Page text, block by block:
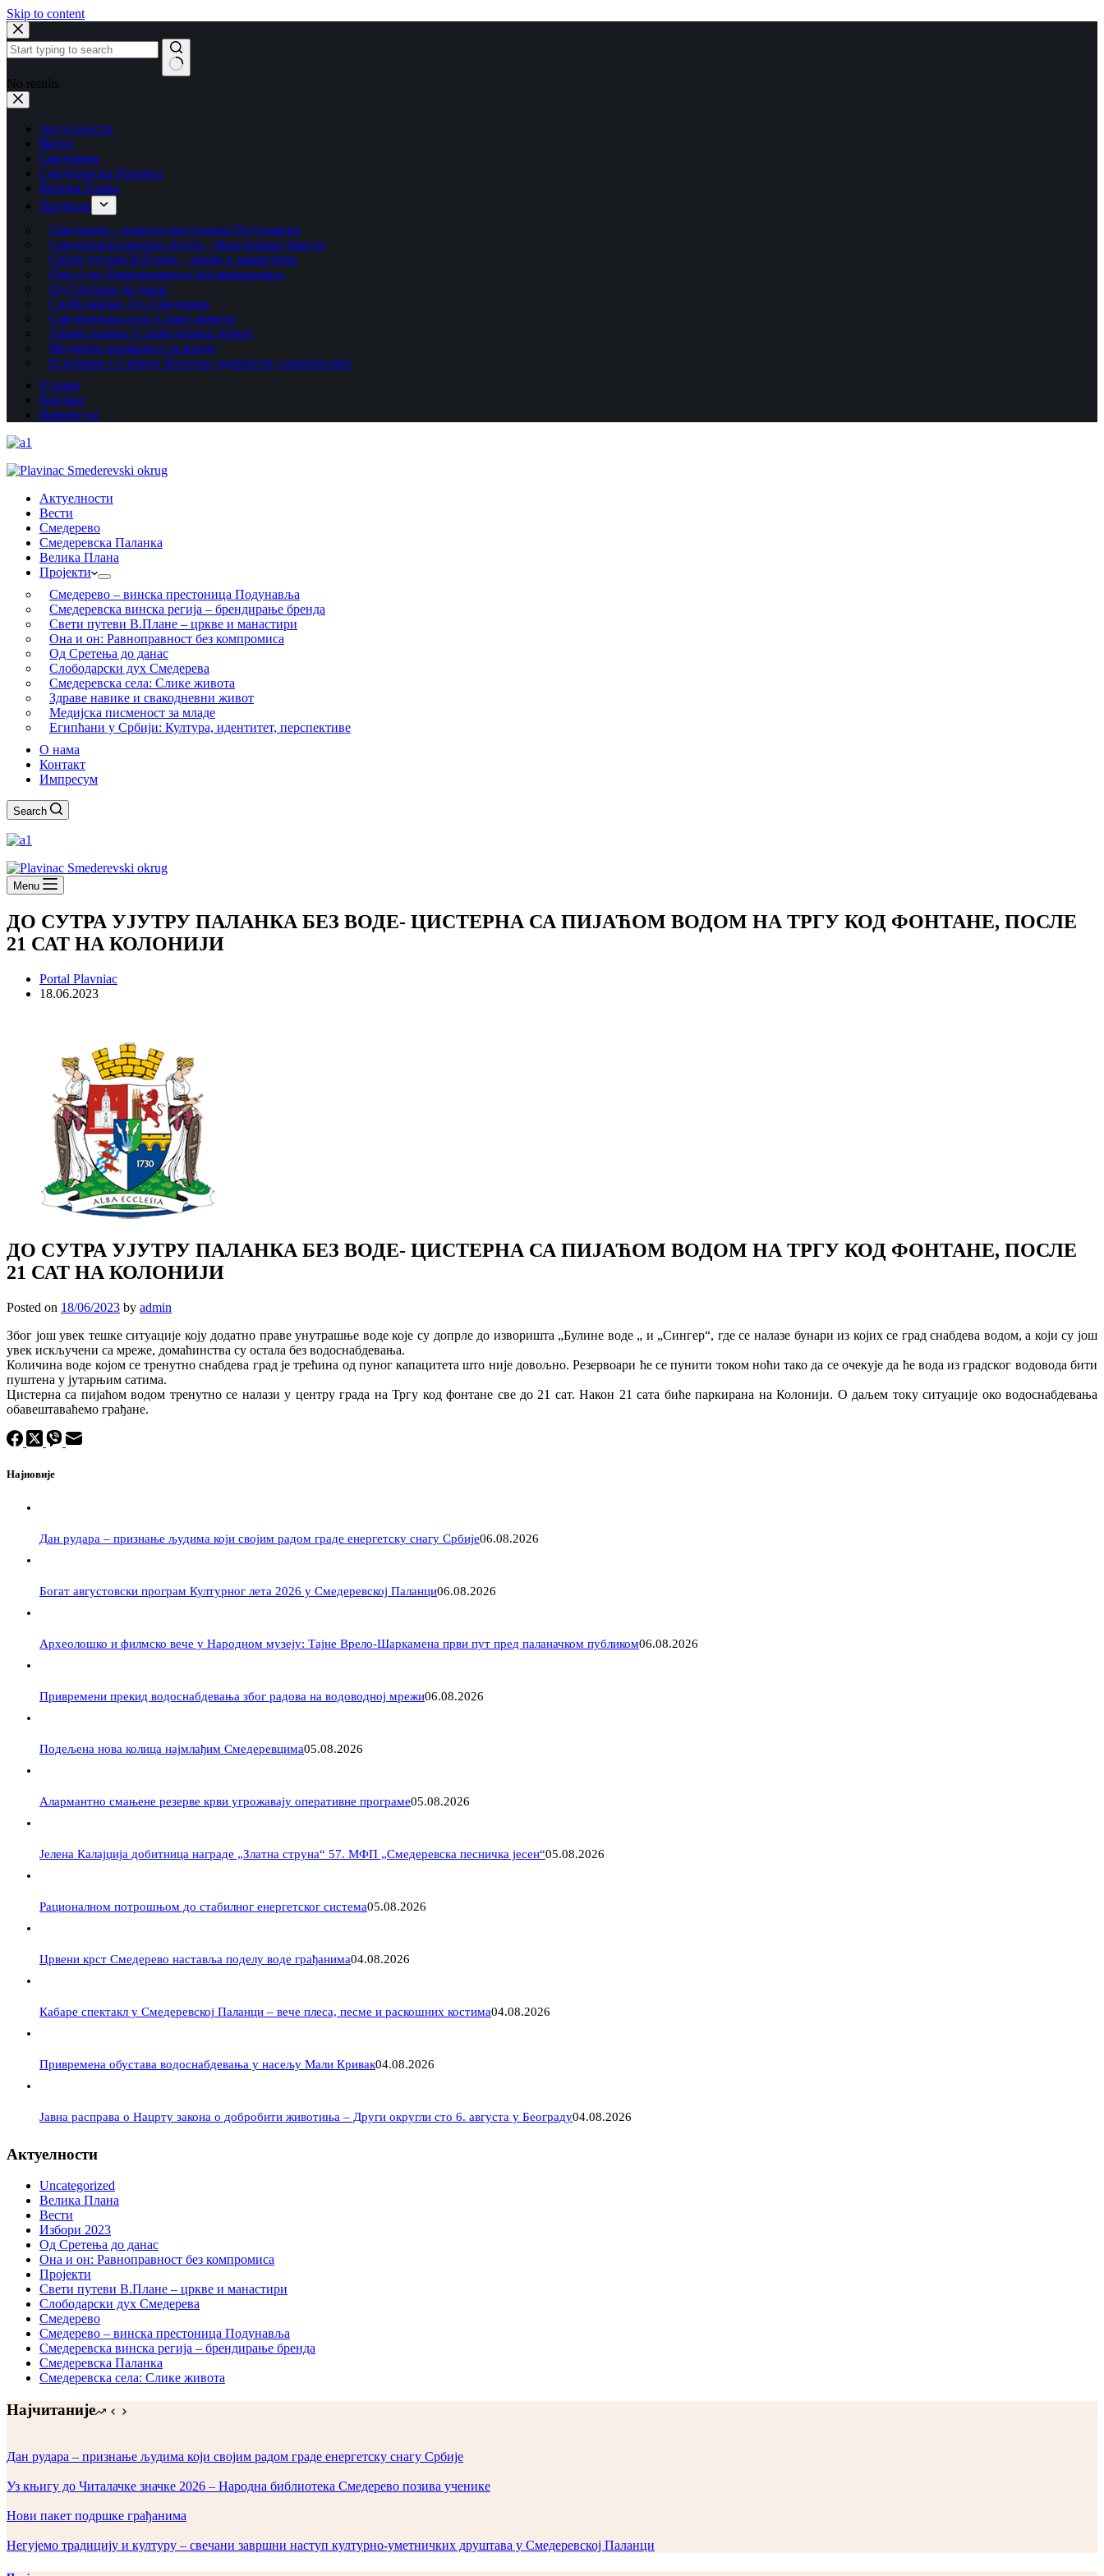
Skip to content
No results
Актуелности
Вести
Смедерево
Смедеревска Паланка
Велика Плана
Пројекти
Смедерево – винска престоница Подунавља
Смедеревска винска регија – брендирање бренда
Свети путеви В.Плане – цркве и манастири
Она и он: Равноправност без компромиса
Од Сретења до данас
Слободарски дух Смедерева
Смедеревска села: Слике живота
Здраве навике и свакодневни живот
Медијска писменост за младе
Египћани у Србији: Култура, идентитет, перспективе
О нама
Контакт
Импресум
Актуелности
Вести
Смедерево
Смедеревска Паланка
Велика Плана
Пројекти
Смедерево – винска престоница Подунавља
Смедеревска винска регија – брендирање бренда
Свети путеви В.Плане – цркве и манастири
Она и он: Равноправност без компромиса
Од Сретења до данас
Слободарски дух Смедерева
Смедеревска села: Слике живота
Здраве навике и свакодневни живот
Медијска писменост за младе
Египћани у Србији: Култура, идентитет, перспективе
О нама
Контакт
Импресум
Search
Menu
ДО СУТРА УЈУТРУ ПАЛАНКА БЕЗ ВОДЕ- ЦИСТЕРНА СА ПИЈАЋОМ ВОДОМ НА ТРГУ КОД ФОНТАНЕ, ПОСЛЕ
21 САТ НА КОЛОНИЈИ
Portal Plavniac
18.06.2023
ДО СУТРА УЈУТРУ ПАЛАНКА БЕЗ ВОДЕ- ЦИСТЕРНА СА ПИЈАЋОМ ВОДОМ НА ТРГУ КОД ФОНТАНЕ, ПОСЛЕ
21 САТ НА КОЛОНИЈИ
Posted on 18/06/2023 by admin
Због још увек тешке ситуације коју додатно праве унутрашње воде које су допрле до изворишта „Булине воде „ и „Сингер“, где се налазе бунари из којих се град снабдева водом, а који су још
увек искључени са мреже, домаћинства су остала без водоснабдевања.
Количина воде којом се тренутно снабдева град је трећина од пуног капацитета што није довољно. Резервоари ће се пунити током ноћи тако да се очекује да ће вода из градског водовода бити
пуштена у јутарњим сатима.
Цистерна са пијаћом водом тренутно се налази у центру града на Тргу код фонтане све до 21 сат. Након 21 сата биће паркирана на Колонији. О даљем току ситуације око водоснабдевања
обавештаваћемо грађане.
Најновије
Дан рудара – признање људима који својим радом граде енергетску снагу Србије06.08.2026
Богат августовски програм Културног лета 2026 у Смедеревској Паланци06.08.2026
Археолошко и филмско вече у Народном музеју: Тајне Врело-Шаркамена први пут пред паланачком публиком06.08.2026
Привремени прекид водоснабдевања због радова на водоводној мрежи06.08.2026
Подељена нова колица најмлађим Смедеревцима05.08.2026
Алармантно смањене резерве крви угрожавају оперативне програме05.08.2026
Јелена Калајџија добитница награде „Златна струна“ 57. МФП „Смедеревска песничка јесен“05.08.2026
Рационалном потрошњом до стабилног енергетског система05.08.2026
Црвени крст Смедерево наставља поделу воде грађанима04.08.2026
Кабаре спектакл у Смедеревској Паланци – вече плеса, песме и раскошних костима04.08.2026
Привремена обустава водоснабдевања у насељу Мали Кривак04.08.2026
Јавна расправа о Нацрту закона о добробити животиња – Други округли сто 6. августа у Београду04.08.2026
Актуелности
Uncategorized
Велика Плана
Вести
Избори 2023
Од Сретења до данас
Она и он: Равноправност без компромиса
Пројекти
Свети путеви В.Плане – цркве и манастири
Слободарски дух Смедерева
Смедерево
Смедерево – винска престоница Подунавља
Смедеревска винска регија – брендирање бренда
Смедеревска Паланка
Смедеревска села: Слике живота
Најчитаније
Дан рудара – признање људима који својим радом граде енергетску снагу Србије
Уз књигу до Читалачке значке 2026 – Народна библиотека Смедерево позива ученике
Нови пакет подршке грађанима
Негујемо традицију и културу – свечани завршни наступ културно-уметничких друштава у Смедеревској Паланци